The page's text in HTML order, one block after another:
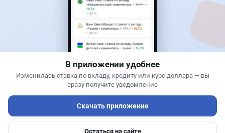
4 августа 2026 г., 10:17
Въезд в Казахстан изменят: иностранцам
понадобится разрешение
В приложении удобнее
Изменилась ставка по вкладу, кредиту или курс доллара — вы
сразу получите уведомление
Скачать приложение
Остаться на сайте